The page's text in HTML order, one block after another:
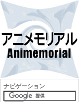
ナビゲーション